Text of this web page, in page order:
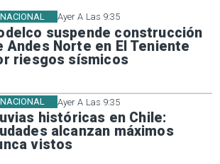
Ayer A Las 9:35
suspende construcción
Andes Norte en El Teniente
riesgos sísmicos
NACIONAL
Ayer A Las 9:35
históricas en Chile:
alcanzan máximos
vistos
NACIONAL